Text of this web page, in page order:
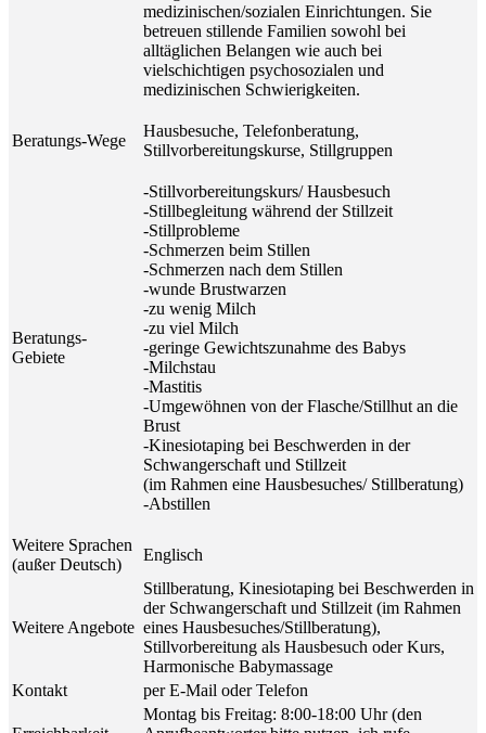
medizinischen/sozialen Einrichtungen. Sie
betreuen stillende Familien sowohl bei
alltäglichen Belangen wie auch bei
vielschichtigen psychosozialen und
medizinischen Schwierigkeiten.
Beratungs-Wege
Hausbesuche, Telefonberatung,
Stillvorbereitungskurse, Stillgruppen
Beratungs-
Gebiete
-Stillvorbereitungskurs/ Hausbesuch
-Stillbegleitung während der Stillzeit
-Stillprobleme
-Schmerzen beim Stillen
-Schmerzen nach dem Stillen
-wunde Brustwarzen
-zu wenig Milch
-zu viel Milch
-geringe Gewichtszunahme des Babys
-Milchstau
-Mastitis
-Umgewöhnen von der Flasche/Stillhut an die
Brust
-Kinesiotaping bei Beschwerden in der
Schwangerschaft und Stillzeit
(im Rahmen eine Hausbesuches/ Stillberatung)
-Abstillen
Weitere Sprachen
(außer Deutsch)
Englisch
Weitere Angebote
Stillberatung, Kinesiotaping bei Beschwerden in
der Schwangerschaft und Stillzeit (im Rahmen
eines Hausbesuches/Stillberatung),
Stillvorbereitung als Hausbesuch oder Kurs,
Harmonische Babymassage
Kontakt
per E-Mail oder Telefon
Montag bis Freitag: 8:00-18:00 Uhr (den